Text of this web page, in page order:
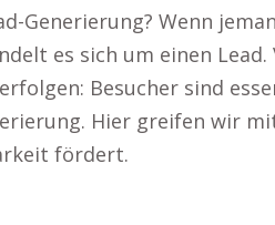
Generierung? Wenn
es sich um einen
Besucher sind
Hier greifen wir
fördert.